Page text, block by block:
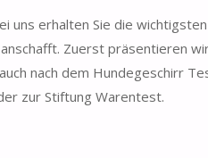
uns erhalten Sie die
Zuerst präsentieren
nach dem Hundegeschirr
zur Stiftung Warentest.